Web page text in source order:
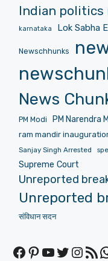
Indian politics
karnataka Lok Sabha
Newschhunks
News
PM Modi
PM Narendra
ram mandir
Sanjay Singh Arrested
Supreme Court
Unreported
Unreported
संविधान सदन
Facebook
Pinterest
YouTube
Twitter
RSS